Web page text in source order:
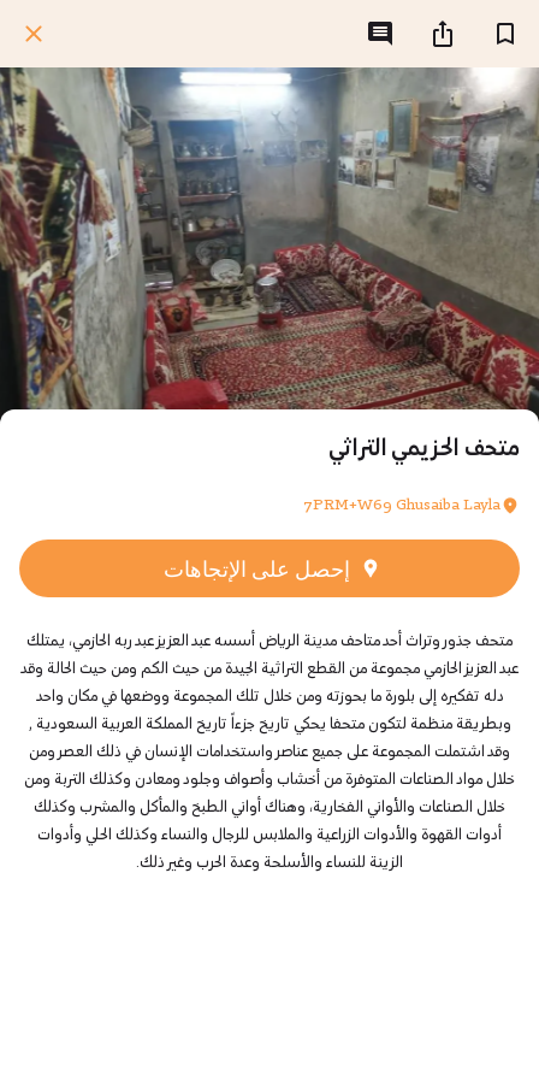
متحف الحزيمي التراثي
7PRM+W69 Ghusaiba Layla
إحصل على الإتجاهات
متحف جذور وتراث أحد متاحف مدينة الرياض أسسه عبد العزيز عبد ربه الحازمي، يمتلك
عبد العزيز الحازمي مجموعة من القطع التراثية الجيدة من حيث الكم ومن حيث الحالة وقد
دله تفكيره إلى بلورة ما بحوزته ومن خلال تلك المجموعة ووضعها في مكان واحد
وبطريقة منظمة لتكون متحفا يحكي تاريخ جزءاً تاريخ المملكة العربية السعودية ,
وقد اشتملت المجموعة على جميع عناصر واستخدامات الإنسان في ذلك العصر ومن
خلال مواد الصناعات المتوفرة من أخشاب وأصواف وجلود ومعادن وكذلك التربة ومن
خلال الصناعات والأواني الفخارية، وهناك أواني الطبخ والمأكل والمشرب وكذلك
أدوات القهوة والأدوات الزراعية والملابس للرجال والنساء وكذلك الحلي وأدوات
الزينة للنساء والأسلحة وعدة الحرب وغير ذلك.